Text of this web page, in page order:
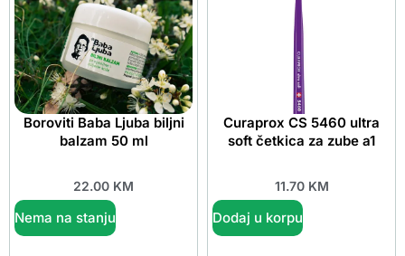
Boroviti Baba Ljuba biljni
balzam 50 ml
22.00 KM
Nema na stanju
Curaprox CS 5460 ultra
soft četkica za zube a1
11.70 KM
Dodaj u korpu